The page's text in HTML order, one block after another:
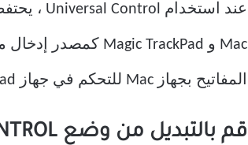
Mac و Magic TrackPad كمصدر إدخال مشترك. إذا كنت لا تستخدم
المفاتيح بجهاز Mac للتحكم في جهاز iPad ولوحة مفاتيح iPad للتحكم في جهاز Mac.
قم بالتبديل من وضع UNIVERSAL CONTROL إلى SIDECAR